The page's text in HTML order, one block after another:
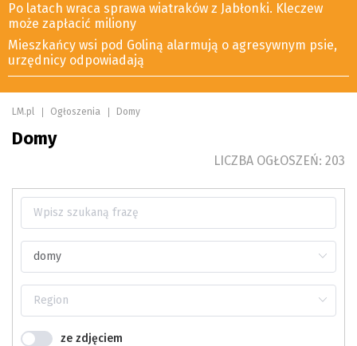
Po latach wraca sprawa wiatraków z Jabłonki. Kleczew
może zapłacić miliony
Mieszkańcy wsi pod Goliną alarmują o agresywnym psie,
urzędnicy odpowiadają
LM.pl Ogłoszenia Domy
Domy
LICZBA OGŁOSZEŃ: 203
ze zdjęciem